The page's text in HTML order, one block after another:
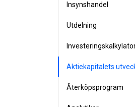
Insynshandel
Utdelning
Aktiekapitalets
Återköpsprogram